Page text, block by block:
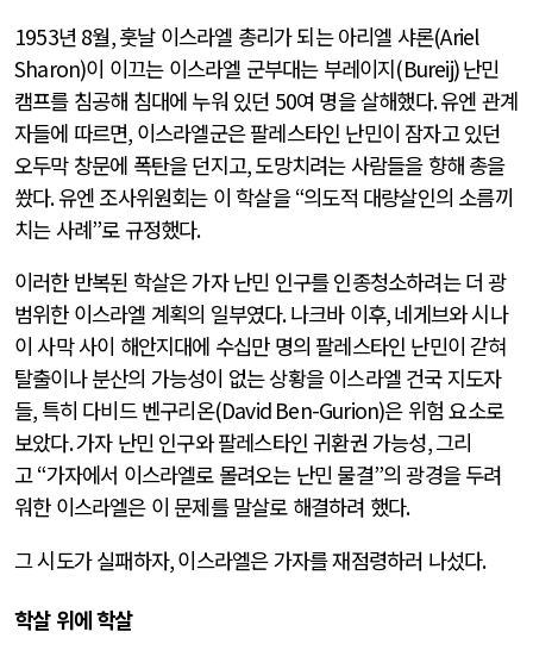
1953년 8월,훗날 이스라엘 총리가 되는 아리엘 샤론(Ariel
Sharon)이 이끄는 이스라엘 군부대는 부레이지(Bureij)난민
캠프를 침공해 침대에 누워 있던 50여 명을 살해했다.유엔 관계
자들에 따르면, 이스라엘군은 팔레스타인 난민이 잠자고 있던
오두막 창문에 폭탄을 던지고,도망치려는 사람들을 향해 총을
쐈다.유엔 조사위원회는 이 학살을“의도적 대량살인의 소름끼
치는 사례”로 규정했다.
이러한 반복된 학살은 가자 난민 인구를 인종청소하려는 더 광
범위한 이스라엘 계획의 일부였다.나크바 이후,네게브와 시나
이 사막 사이 해안지대에 수십만 명의 팔레스타인 난민이 갇혀
탈출이나 분산의 가능성이 없는 상황을 이스라엘 건국 지도자
들,특히 다비드 벤구리온(David Ben-Gurion)은 위험 요소로
보았다.가자 난민 인구와 팔레스타인 귀환권 가능성,그리
고“가자에서 이스라엘로 몰려오는 난민 물결”의 광경을 두려
워한 이스라엘은 이 문제를 말살로 해결하려 했다.
그 시도가 실패하자,이스라엘은 가자를 재점령하러 나섰다.
학살 위에 학살